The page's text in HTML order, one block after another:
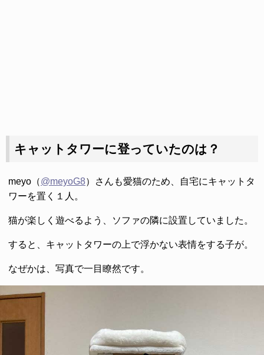
キャットタワーに登っていたのは？
meyo（@meyoG8）さんも愛猫のため、自宅にキャットタ
ワーを置く１人。
猫が楽しく遊べるよう、ソファの隣に設置していました。
すると、キャットタワーの上で浮かない表情をする子が。
なぜかは、写真で一目瞭然です。